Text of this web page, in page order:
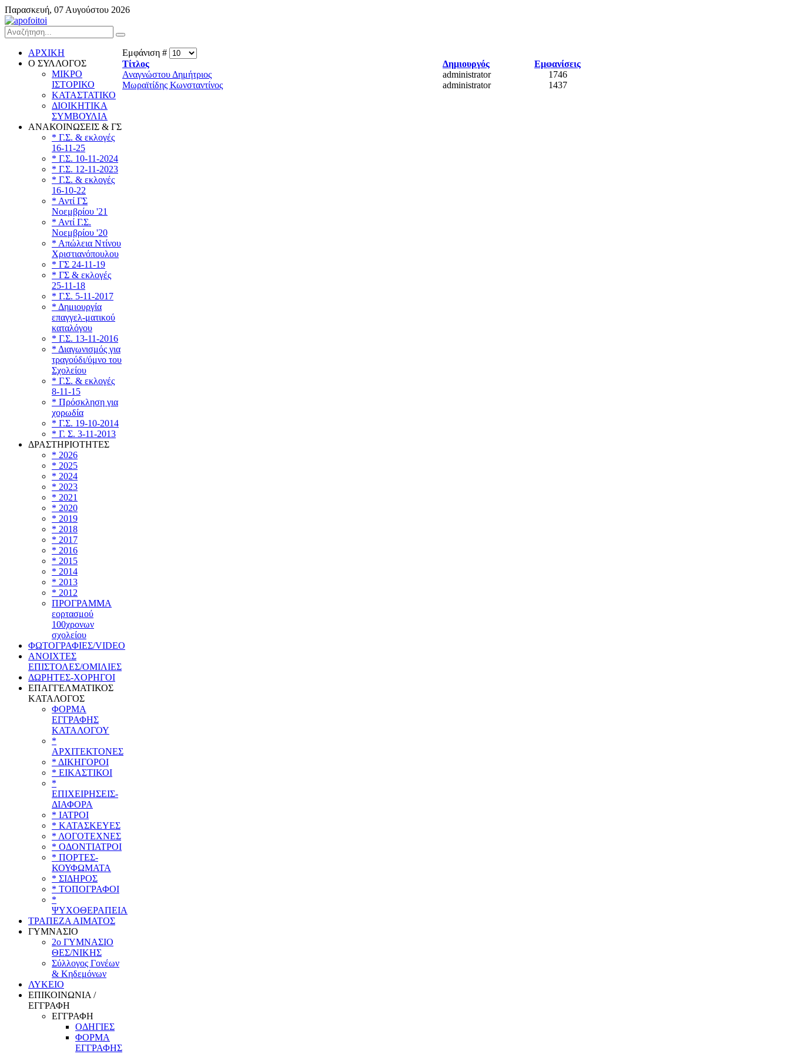
Παρασκευή, 07 Αυγούστου 2026
Εμφάνιση #
Τίτλος
Δημιουργός
Εμφανίσεις
Αναγνώστου Δημήτριος
administrator
1746
Μωραϊτίδης Κωνσταντίνος
administrator 1437
ΑΡΧΙΚΗ
Ο ΣΥΛΛΟΓΟΣ
ΜΙΚΡΟ
ΙΣΤΟΡΙΚΟ
ΚΑΤΑΣΤΑΤΙΚΟ
ΔΙΟΙΚΗΤΙΚΑ
ΣΥΜΒΟΥΛΙΑ
ΑΝΑΚΟΙΝΩΣΕΙΣ & ΓΣ
* Γ.Σ. & εκλογές
16-11-25
* Γ.Σ. 10-11-2024
* Γ.Σ. 12-11-2023
* Γ.Σ. & εκλογές
16-10-22
* Αντί ΓΣ
Νοεμβρίου '21
* Αντί Γ.Σ.
Νοεμβρίου '20
* Απώλεια Ντίνου
Χριστιανόπουλου
* ΓΣ 24-11-19
* ΓΣ & εκλογές
25-11-18
* Γ.Σ. 5-11-2017
* Δημιουργία
επαγγελ-ματικού
καταλόγου
* Γ.Σ. 13-11-2016
* Διαγωνισμός για
τραγούδι/ύμνο του
Σχολείου
* Γ.Σ. & εκλογές
8-11-15
* Πρόσκληση για
χορωδία
* Γ.Σ. 19-10-2014
* Γ. Σ. 3-11-2013
ΔΡΑΣΤΗΡΙΟΤΗΤΕΣ
* 2026
* 2025
* 2024
* 2023
* 2021
* 2020
* 2019
* 2018
* 2017
* 2016
* 2015
* 2014
* 2013
* 2012
ΠΡΟΓΡΑΜΜΑ
εορτασμού
100χρονων
σχολείου
ΦΩΤΟΓΡΑΦΙΕΣ/VIDEO
ΑΝΟΙΧΤΕΣ
ΕΠΙΣΤΟΛΕΣ/ΟΜΙΛΙΕΣ
ΔΩΡΗΤΕΣ-ΧΟΡΗΓΟΙ
ΕΠΑΓΓΕΛΜΑΤΙΚΟΣ
ΚΑΤΑΛΟΓΟΣ
ΦΟΡΜΑ
ΕΓΓΡΑΦΗΣ
ΚΑΤΑΛΟΓΟΥ
*
ΑΡΧΙΤΕΚΤΟΝΕΣ
* ΔΙΚΗΓΟΡΟΙ
* ΕΙΚΑΣΤΙΚΟΙ
*
ΕΠΙΧΕΙΡΗΣΕΙΣ-
ΔΙΑΦΟΡΑ
* ΙΑΤΡΟΙ
* ΚΑΤΑΣΚΕΥΕΣ
* ΛΟΓΟΤΕΧΝΕΣ
* ΟΔΟΝΤΙΑΤΡΟΙ
* ΠΟΡΤΕΣ-
ΚΟΥΦΩΜΑΤΑ
* ΣΙΔΗΡΟΣ
* ΤΟΠΟΓΡΑΦΟΙ
*
ΨΥΧΟΘΕΡΑΠΕΙΑ
ΤΡΑΠΕΖΑ ΑΙΜΑΤΟΣ
ΓΥΜΝΑΣΙΟ
2ο ΓΥΜΝΑΣΙΟ
ΘΕΣ/ΝΙΚΗΣ
Σύλλογος Γονέων
& Κηδεμόνων
ΛΥΚΕΙΟ
ΕΠΙΚΟΙΝΩΝΙΑ /
ΕΓΓΡΑΦΗ
ΕΓΓΡΑΦΗ
ΟΔΗΓΙΕΣ
ΦΟΡΜΑ
ΕΓΓΡΑΦΗΣ